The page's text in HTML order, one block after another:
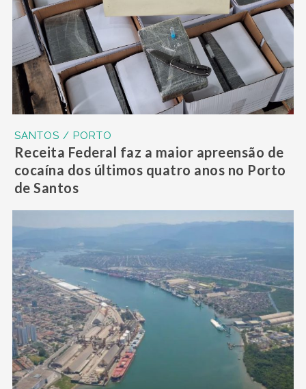
SANTOS / PORTO
Receita Federal faz a maior apreensão de
cocaína dos últimos quatro anos no Porto
de Santos